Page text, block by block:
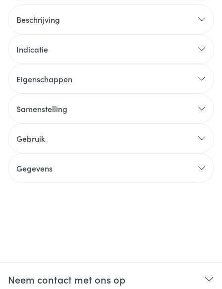
Beschrijving
Indicatie
Eigenschappen
Samenstelling
Gebruik
Gegevens
Neem contact met ons op